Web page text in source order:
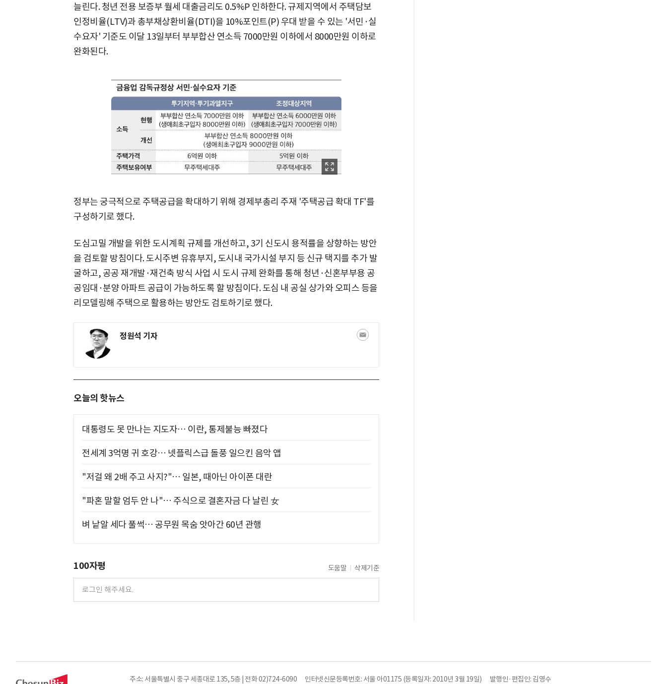
늘린다. 청년 전용 보증부 월세 대출금리도 0.5%P 인하한다. 규제지역에서 주택담보
인정비율(LTV)과 총부채상환비율(DTI)을 10%포인트(P) 우대 받을 수 있는 '서민·실
수요자' 기준도 이달 13일부터 부부합산 연소득 7000만원 이하에서 8000만원 이하로
완화된다.
정부는 궁극적으로 주택공급을 확대하기 위해 경제부총리 주재 '주택공급 확대 TF'를
구성하기로 했다.
도심고밀 개발을 위한 도시계획 규제를 개선하고, 3기 신도시 용적률을 상향하는 방안
을 검토할 방침이다. 도시주변 유휴부지, 도시내 국가시설 부지 등 신규 택지를 추가 발
굴하고, 공공 재개발·재건축 방식 사업 시 도시 규제 완화를 통해 청년·신혼부부용 공
공임대·분양 아파트 공급이 가능하도록 할 방침이다. 도심 내 공실 상가와 오피스 등을
리모델링해 주택으로 활용하는 방안도 검토하기로 했다.
정원석 기자
오늘의 핫뉴스
대통령도 못 만나는 지도자… 이란, 통제불능 빠졌다
전세계 3억명 귀 호강… 넷플릭스급 돌풍 일으킨 음악 앱
"저걸 왜 2배 주고 사지?"… 일본, 때아닌 아이폰 대란
"파혼 말할 엄두 안 나"… 주식으로 결혼자금 다 날린 女
벼 낱알 세다 풀썩… 공무원 목숨 앗아간 60년 관행
100자평 도움말 삭제기준
주소: 서울특별시 중구 세종대로 135, 5층 | 전화 02)724-6090 인터넷신문등록번호: 서울 아01175 (등록일자: 2010년 3월 19일) 발행인·편집인: 김영수